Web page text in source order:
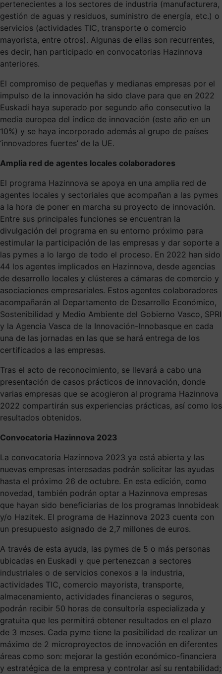
pertenecientes a los sectores de industria (manufacturera,
gestión de aguas y residuos, suministro de energía, etc.) o
servicios (actividades TIC, transporte o comercio
mayorista, entre otros). Algunas de ellas son recurrentes,
es decir, han participado en convocatorias Hazinnova
anteriores.
El compromiso de pequeñas y medianas empresas por el
impulso de la innovación ha sido clave para que en 2022
Euskadi haya superado por segundo año consecutivo la
media europea del índice de innovación (este año en un
10%) y se haya incorporado además al grupo de países
‘innovadores fuertes’ de la UE.
Amplia red de agentes locales colaboradores
El programa Hazinnova se apoya en una amplia red de
agentes locales y sectoriales que acompañan a las pymes
a la hora de poner en marcha su proyecto de innovación.
Entre sus principales funciones se encuentran la
divulgación del programa en su entorno próximo para
estimular la participación de las empresas y dar soporte a
las pymes a lo largo de todo el proceso. En 2022 han sido
44 los agentes implicados en Hazinnova, desde agencias
de desarrollo locales y clústeres a cámaras de comercio y
asociaciones empresariales. Estos agentes colaboradores
acompañarán al Departamento de Desarrollo Económico,
Sostenibilidad y Medio Ambiente del Gobierno Vasco, SPRI
y la Agencia Vasca de la Innovación-Innobasque en cada
una de las jornadas en las que se hará entrega de los
certificados a las empresas.
Tras el acto de reconocimiento, se llevará a cabo una
presentación de casos prácticos de innovación, donde
varias empresas que se acogieron al programa Hazinnova
2022 compartirán sus experiencias prácticas, así como los
resultados obtenidos.
Convocatoria Hazinnova 2023
La convocatoria Hazinnova 2023 ya está abierta y las
nuevas empresas interesadas podrán solicitar las ayudas
hasta el próximo 26 de octubre. En esta edición, como
novedad, también podrán optar a Hazinnova empresas
que hayan sido beneficiarias de los programas Innobideak
y/o Hazitek. El programa de Hazinnova 2023 cuenta con
un presupuesto asignado de 2,7 millones de euros.
A través de esta ayuda, las pymes de 5 o más personas
ubicadas en Euskadi y que pertenezcan a sectores
industriales o de servicios conexos a la industria,
actividades TIC, comercio mayorista, transporte,
almacenamiento, actividades financieras o seguros,
podrán recibir 50 horas de consultoría especializada y
gratuita que les permitirá obtener resultados en el plazo
de 3 meses. Cada pyme tiene la posibilidad de realizar un
máximo de 2 microproyectos de innovación en diferentes
áreas como son: mejorar la gestión económico-financiera
y estratégica de la empresa y controlar así su rentabilidad;